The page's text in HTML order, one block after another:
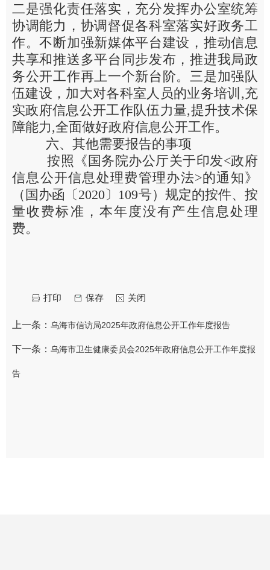
二是强化责任落实，充分发挥办公室统筹
协调能力，协调督促各科室落实好政务工
作。不断加强新媒体平台建设，推动信息
共享和推送多平台同步发布，推进我局政
务公开工作再上一个新台阶。三是加强队
伍建设，加大对各科室人员的业务培训,充
实政府信息公开工作队伍力量,提升技术保
障能力,全面做好政府信息公开工作。
六、其他需要报告的事项
按照《国务院办公厅关于印发<政府
信息公开信息处理费管理办法>的通知》
（国办函〔2020〕109号）规定的按件、按
量收费标准，本年度没有产生信息处理
费。
关闭
保存
打印
上一条： 乌海市信访局2025年政府信息公开工作年度报告
下一条： 乌海市卫生健康委员会2025年政府信息公开工作年度报
告